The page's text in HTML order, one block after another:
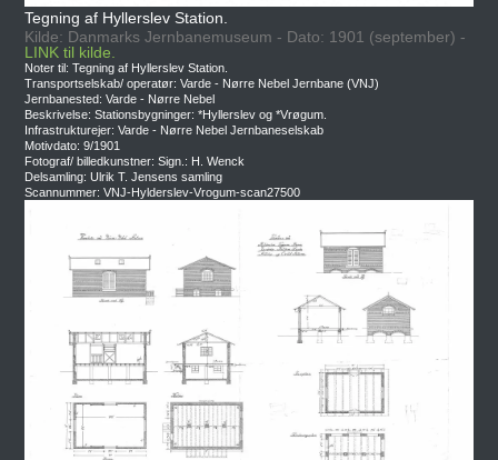
Tegning af Hyllerslev Station.
Kilde: Danmarks Jernbanemuseum - Dato: 1901 (september) -
LINK til kilde.
Noter til: Tegning af Hyllerslev Station.
Transportselskab/ operatør: Varde - Nørre Nebel Jernbane (VNJ)
Jernbanested: Varde - Nørre Nebel
Beskrivelse: Stationsbygninger: *Hyllerslev og *Vrøgum.
Infrastrukturejer: Varde - Nørre Nebel Jernbaneselskab
Motivdato: 9/1901
Fotograf/ billedkunstner: Sign.: H. Wenck
Delsamling: Ulrik T. Jensens samling
Scannummer: VNJ-Hylderslev-Vrogum-scan27500